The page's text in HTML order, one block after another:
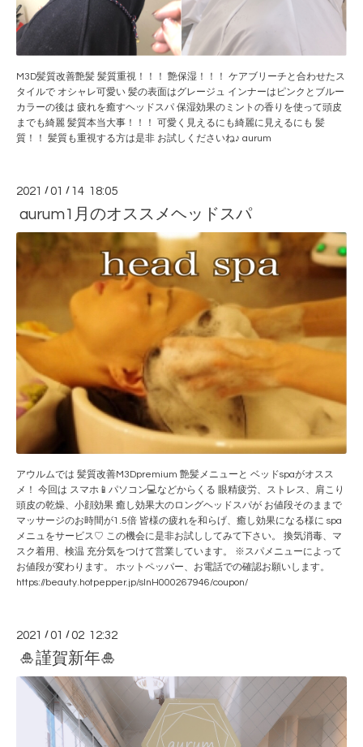
M3D髪質改善艶髪 髪質重視！！！ 艶保湿！！！ ケアブリーチと合わせたス
タイルで オシャレ可愛い 髪の表面はグレージュ インナーはピンクとブルー
カラーの後は 疲れを癒すヘッドスパ 保湿効果のミントの香りを使って頭皮
までも綺麗 髪質本当大事！！！ 可愛く見えるにも綺麗に見えるにも 髪
質！！ 髪質も重視する方は是非 お試しくださいね♪ aurum
2021 /01 / 14 18:05
aurum1月のオススメヘッドスパ
アウルムでは 髪質改善M3Dpremium 艶髪メニューと ベッドspaがオスス
メ！ 今回は スマホ📱パソコン💻などからくる 眼精疲労、ストレス、肩こり
頭皮の乾燥、小顔効果 癒し効果大のロングヘッドスパが お値段そのままで
マッサージのお時間が1.5倍 皆様の疲れを和らげ、癒し効果になる様に spa
メニュをサービス♡ この機会に是非お試ししてみて下さい。 換気消毒、マ
スク着用、検温 充分気をつけて営業しています。 ※スパメニューによって
お値段が変わります。 ホットペッパー、お電話での確認お願いします。
https://beauty.hotpepper.jp/slnH000267946/coupon/
2021 /01 /02 12:32
🎍謹賀新年🎍